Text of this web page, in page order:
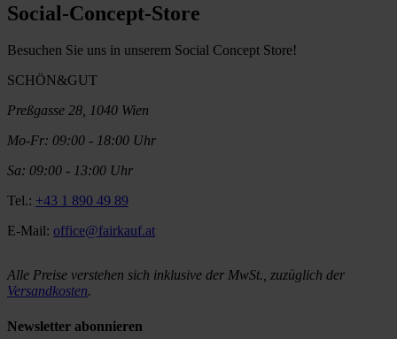
Social-Concept-Store
Besuchen Sie uns in unserem Social Concept Store!
SCHÖN&GUT
Preßgasse 28, 1040 Wien
Mo-Fr: 09:00 - 18:00 Uhr
Sa: 09:00 - 13:00 Uhr
Tel.: +43 1 890 49 89
E-Mail: office@fairkauf.at
Alle Preise verstehen sich inklusive der MwSt., zuzüglich der
Versandkosten.
Newsletter abonnieren